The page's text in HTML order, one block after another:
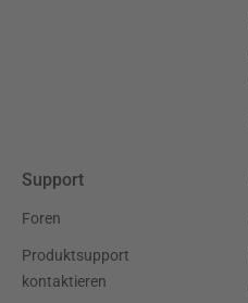
Support
Foren
Produktsupport
kontaktieren